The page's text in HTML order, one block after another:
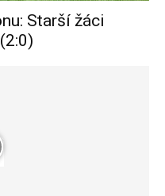
Starší žáci